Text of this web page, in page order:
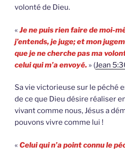
volonté de Dieu.
« Je ne puis rien faire de moi-
j’entends, je juge; et mon
que je ne cherche pas ma
celui qui m’a envoyé. » (Jean
Sa vie victorieuse sur le péché
de ce que Dieu désire réaliser
vivant comme nous, Jésus a
pouvons vivre comme lui !
« Celui qui n’a point connu le